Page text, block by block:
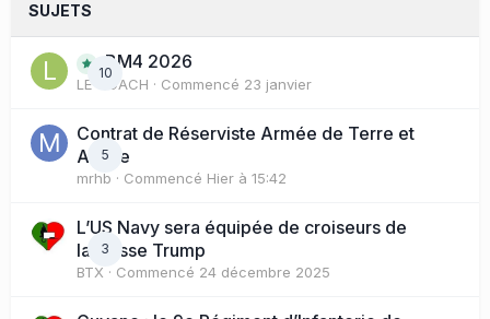
SUJETS
10BM4 2026
LE COACH · Commencé 23 janvier
5
Contrat de Réserviste Armée de Terre et
Active
mrhb · Commencé Hier à 15:42
3
L’US Navy sera équipée de croiseurs de
la classe Trump
BTX · Commencé 24 décembre 2025